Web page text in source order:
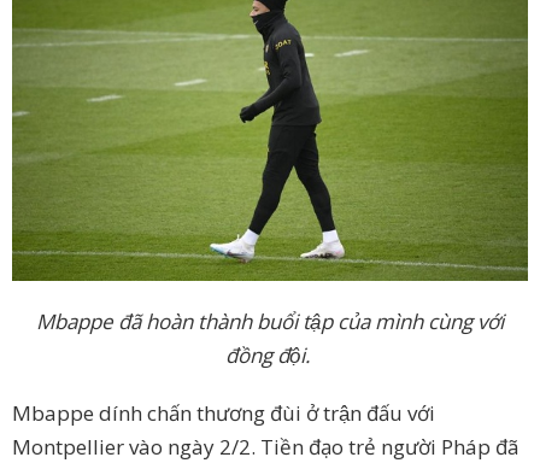
Mbappe đã hoàn thành buổi tập của mình cùng với
đồng đội.
Mbappe dính chấn thương đùi ở trận đấu với
Montpellier vào ngày 2/2. Tiền đạo trẻ người Pháp đã